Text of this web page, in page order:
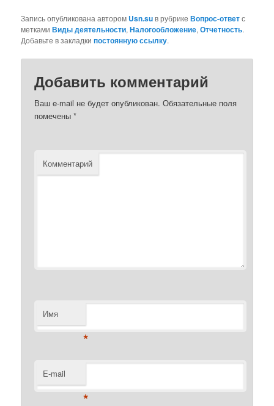
Запись опубликована автором Usn.suв рубрикеВопрос-ответс
меткамиВиды деятельности,Налогообложение,Отчетность.
Добавьте в закладкипостоянную ссылку.
Добавить комментарий
Ваш e-mail не будет опубликован. Обязательные поля
помечены*
Комментарий
Имя
*
E-mail
*